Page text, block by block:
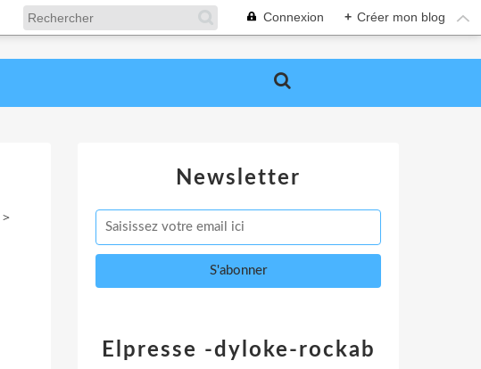
Connexion + Créer mon blog
>
Newsletter
Elpresse -dyloke-rockab